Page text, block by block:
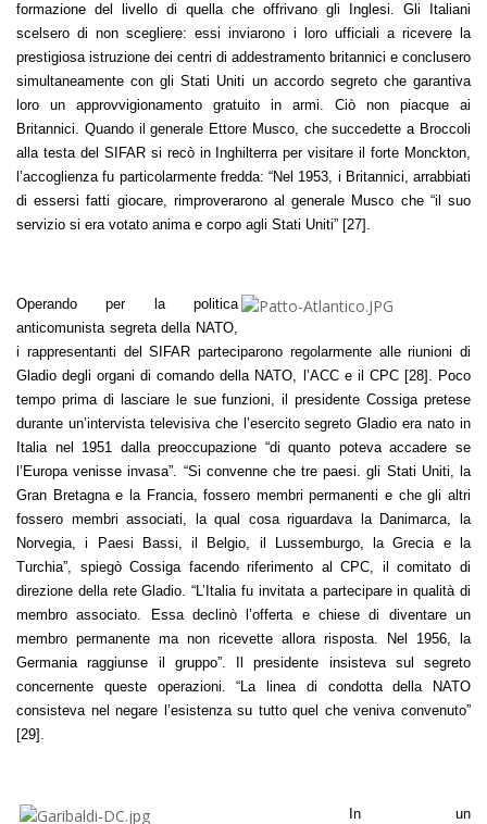
formazione del livello di quella che offrivano gli Inglesi. Gli Italiani
scelsero di non scegliere: essi inviarono i loro ufficiali a ricevere la
prestigiosa istruzione dei centri di addestramento britannici e conclusero
simultaneamente con gli Stati Uniti un accordo segreto che garantiva
loro un approvvigionamento gratuito in armi. Ciò non piacque ai
Britannici. Quando il generale Ettore Musco, che succedette a Broccoli
alla testa del SIFAR si recò in Inghilterra per visitare il forte Monckton,
l’accoglienza fu particolarmente fredda: “Nel 1953, i Britannici, arrabbiati
di essersi fatti giocare, rimproverarono al generale Musco che “il suo
servizio si era votato anima e corpo agli Stati Uniti” [27].
Operando per la politica
anticomunista segreta della NATO,
i rappresentanti del SIFAR parteciparono regolarmente alle riunioni di
Gladio degli organi di comando della NATO, l’ACC e il CPC [28]. Poco
tempo prima di lasciare le sue funzioni, il presidente Cossiga pretese
durante un’intervista televisiva che l’esercito segreto Gladio era nato in
Italia nel 1951 dalla preoccupazione “di quanto poteva accadere se
l’Europa venisse invasa”. “Si convenne che tre paesi. gli Stati Uniti, la
Gran Bretagna e la Francia, fossero membri permanenti e che gli altri
fossero membri associati, la qual cosa riguardava la Danimarca, la
Norvegia, i Paesi Bassi, il Belgio, il Lussemburgo, la Grecia e la
Turchia”, spiegò Cossiga facendo riferimento al CPC, il comitato di
direzione della rete Gladio. “L’Italia fu invitata a partecipare in qualità di
membro associato. Essa declinò l’offerta e chiese di diventare un
membro permanente ma non ricevette allora risposta. Nel 1956, la
Germania raggiunse il gruppo”. Il presidente insisteva sul segreto
concernente queste operazioni. “La linea di condotta della NATO
consisteva nel negare l’esistenza su tutto quel che veniva convenuto”
[29].
In un